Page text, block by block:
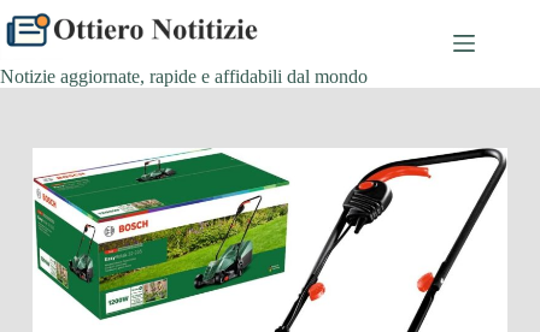
al
contenuto
Notizie aggiornate, rapide e affidabili dal mondo